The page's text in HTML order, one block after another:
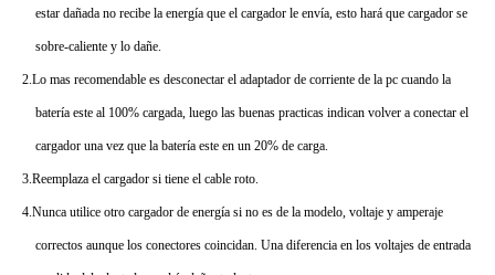
estar dañada no recibe la energía que el cargador le envía, esto hará que cargador se
sobre-caliente y lo dañe.
2.Lo mas recomendable es desconectar el adaptador de corriente de la pc cuando la
batería este al 100% cargada, luego las buenas practicas indican volver a conectar el
cargador una vez que la batería este en un 20% de carga.
3.Reemplaza el cargador si tiene el cable roto.
4.Nunca utilice otro cargador de energía si no es de la modelo, voltaje y amperaje
correctos aunque los conectores coincidan. Una diferencia en los voltajes de entrada